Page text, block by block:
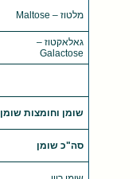
מלטוז – Maltose
גאלאקטוז –
Galactose
שומן וחומצות שומן
סה"כ שומן